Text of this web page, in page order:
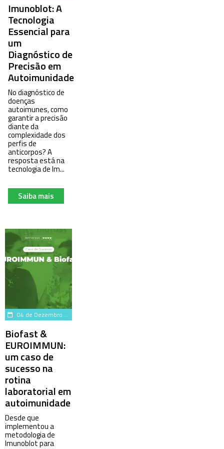
Imunoblot: A
Tecnologia
Essencial para
um
Diagnóstico de
Precisão em
Autoimunidade
No diagnóstico de
doenças
autoimunes, como
garantir a precisão
diante da
complexidade dos
perfis de
anticorpos? A
resposta está na
tecnologia de Im...
Saiba mais
04 de Dezembro de 2024
Biofast &
EUROIMMUN:
um caso de
sucesso na
rotina
laboratorial em
autoimunidade
Desde que
implementou a
metodologia de
Imunoblot para